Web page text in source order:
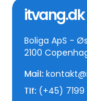
itvang.dk
Boliga ApS -
2100
Mail:
Tlf: (+45) 7199